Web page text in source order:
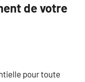
de votre
pour toute